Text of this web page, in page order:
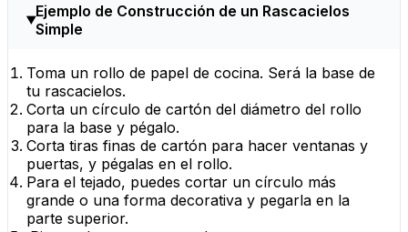
Ejemplo de Construcción de un Rascacielos
Simple
Toma un rollo de papel de cocina. Será la base de
tu rascacielos.
Corta un círculo de cartón del diámetro del rollo
para la base y pégalo.
Corta tiras finas de cartón para hacer ventanas y
puertas, y pégalas en el rollo.
Para el tejado, puedes cortar un círculo más
grande o una forma decorativa y pegarla en la
parte superior.